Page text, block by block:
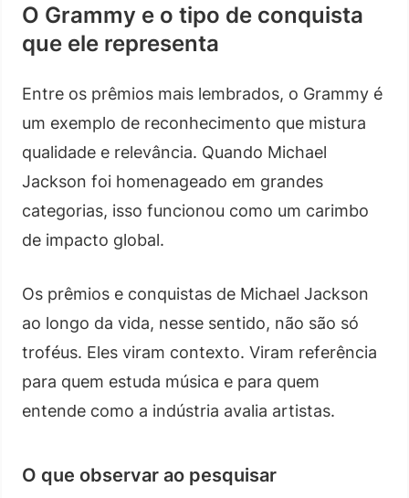
O Grammy e o tipo de conquista
que ele representa
Entre os prêmios mais lembrados, o Grammy é
um exemplo de reconhecimento que mistura
qualidade e relevância. Quando Michael
Jackson foi homenageado em grandes
categorias, isso funcionou como um carimbo
de impacto global.
Os prêmios e conquistas de Michael Jackson
ao longo da vida, nesse sentido, não são só
troféus. Eles viram contexto. Viram referência
para quem estuda música e para quem
entende como a indústria avalia artistas.
O que observar ao pesquisar